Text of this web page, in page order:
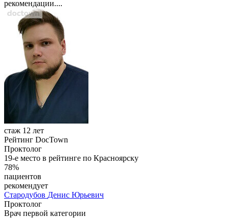
рекомендации....
стаж 12 лет
Рейтинг DocTown
Проктолог
19-е место в рейтинге по Красноярску
78%
пациентов
рекомендует
Стародубов Денис Юрьевич
Проктолог
Врач первой категории